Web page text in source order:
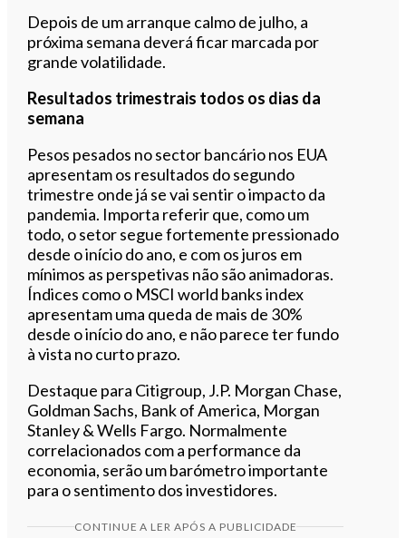
Depois de um arranque calmo de julho, a
próxima semana deverá ficar marcada por
grande volatilidade.
Resultados trimestrais todos os dias da
semana
Pesos pesados no sector bancário nos EUA
apresentam os resultados do segundo
trimestre onde já se vai sentir o impacto da
pandemia. Importa referir que, como um
todo, o setor segue fortemente pressionado
desde o início do ano, e com os juros em
mínimos as perspetivas não são animadoras.
Índices como o MSCI world banks index
apresentam uma queda de mais de 30%
desde o início do ano, e não parece ter fundo
à vista no curto prazo.
Destaque para Citigroup, J.P. Morgan Chase,
Goldman Sachs, Bank of America, Morgan
Stanley & Wells Fargo. Normalmente
correlacionados com a performance da
economia, serão um barómetro importante
para o sentimento dos investidores.
CONTINUE A LER APÓS A PUBLICIDADE